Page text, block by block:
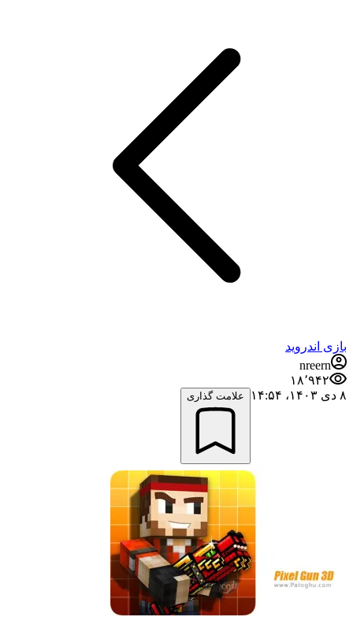
بازی اندروید
nreern
۱۸٬۹۴۲
۸ دی ۱۴۰۳،‏ ۱۴:۵۴
علامت گذاری